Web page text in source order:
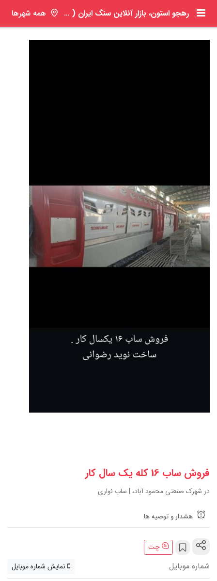
رهجو استون، بازار آنلاین سنگ ایران ( ره جو ) همه شهرها
فروش ساب 16 کله یک سال کار
در شهرک صنعتی محمود آباد، | ساب نواری
هشدار و توصیه ها
چت
شماره موبایل نمایش شماره موبایل